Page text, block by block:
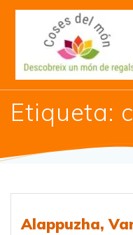
Saltar
contenido
Etiqueta:
Alappuzha,